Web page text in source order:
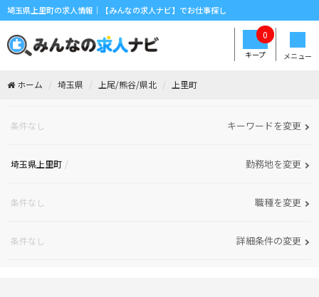
埼玉県上里町の求人情報｜【みんなの求人ナビ】でお仕事探し
メニュー
キープ
0
ホーム 埼玉県 上尾/熊谷/県北 上里町
条件なし キーワードを変更
埼玉県上里町 勤務地を変更
条件なし 職種を変更
条件なし 詳細条件の変更